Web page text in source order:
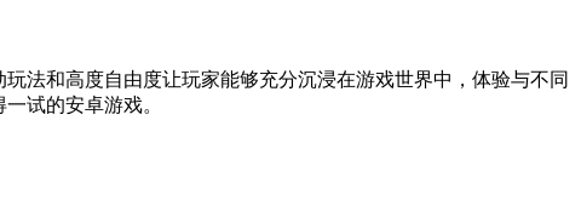
法和高度自由度让玩家能够充分沉浸在游戏世界中，体验与不同
试的安卓游戏。